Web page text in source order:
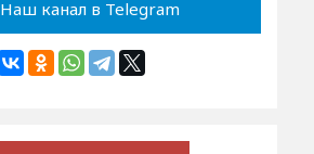
Наш канал в Telegram